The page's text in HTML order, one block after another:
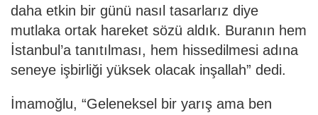
daha etkin bir günü nasıl tasarlarız diye
mutlaka ortak hareket sözü aldık. Buranın hem
İstanbul’a tanıtılması, hem hissedilmesi adına
seneye işbirliği yüksek olacak inşallah” dedi.
İmamoğlu, “Geleneksel bir yarış ama ben